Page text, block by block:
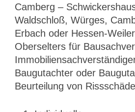
Camberg –
Waldschloß, Würges,
Erbach oder Hessen-
Oberselters für
Baugutachter oder
Beurteilung von